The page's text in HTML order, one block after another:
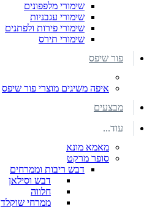
שימורי מלפפונים
שימורי עגבניות
שימורי פירות ולפתנים
שימורי תירס
פור שיפס
איפה משיגים מוצרי פור שיפס
מבצעים
עוד...
מאמא מונא
סופר מרקט
דבש ריבות וממרחים
דבש וסילאן
חלווה
ממרחי שוקלד